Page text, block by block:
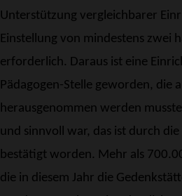
Unterstützung vergleichbarer
Einstellung von mindestens zwei
erforderlich. Daraus ist eine
Pädagogen-Stelle geworden, die
herausgenommen werden
und sinnvoll war, das ist durch
bestätigt worden. Mehr als
die in diesem Jahr die